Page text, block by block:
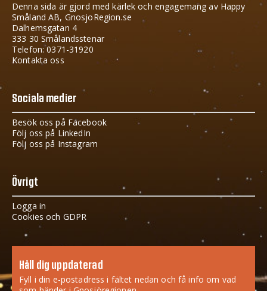
Denna sida är gjord med kärlek och engagemang av Happy
Småland AB, GnosjoRegion.se
Dalhemsgatan 4
333 30 Smålandsstenar
Telefon: 0371-31920
Kontakta oss
Sociala medier
Besök oss på Facebook
Följ oss på LinkedIn
Följ oss på Instagram
Övrigt
Logga in
Cookies och GDPR
Håll dig uppdaterad
Fyll i din e-postadress i fältet nedan och få info om vad